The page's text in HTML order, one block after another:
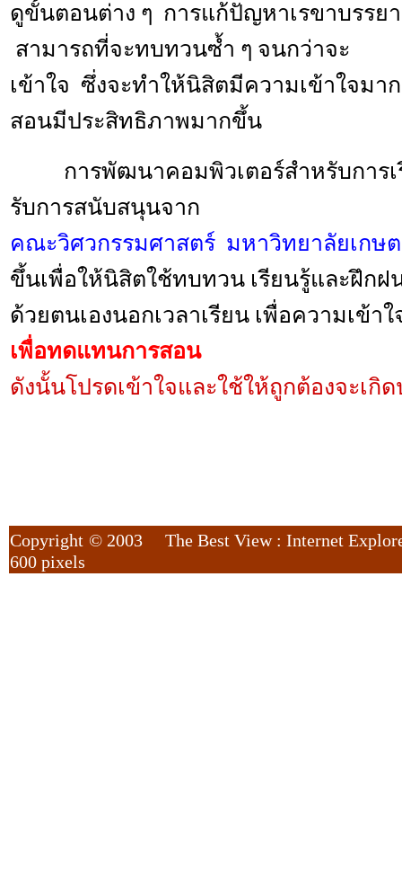
ดูขั้นตอนต่าง ๆ การแก้ปัญหาเรขาบรรยา
สามารถที่จะทบทวนซ้ำ ๆ จนกว่าจะ
เข้าใจ ซึ่งจะทำให้นิสิตมีความเข้าใจมา
สอนมีประสิทธิภาพมากขึ้น
การพัฒนาคอมพิวเตอร์สำหรับการเ
รับการสนับสนุนจาก
คณะวิศวกรรมศาสตร์ มหาวิทยาลัยเกษ
ขึ้นเพื่อให้นิสิตใช้ทบทวน เรียนรู้และฝึก
ด้วยตนเองนอกเวลาเรียน เพื่อความเข้าใ
เพื่อทดแทนการสอน
ดังนั้นโปรดเข้าใจและใช้ให้ถูกต้องจะเกิ
Copyright © 2003 The Best View : Internet
600 pixels